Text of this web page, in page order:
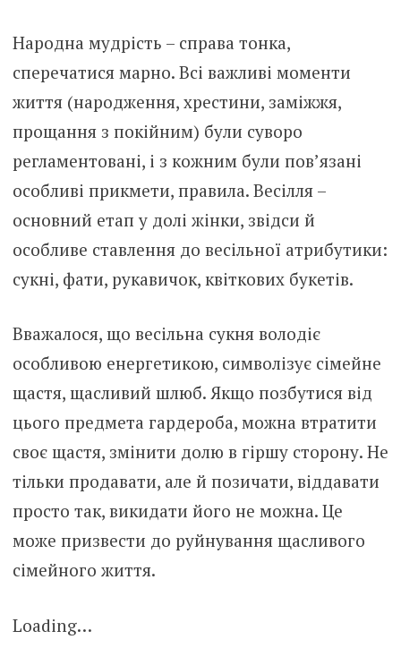
Народна мудрість – справа тонка,
сперечатися марно. Всі важливі моменти
життя (народження, хрестини, заміжжя,
прощання з покійним) були суворо
регламентовані, і з кожним були пов’язані
особливі прикмети, правила. Весілля –
основний етап у долі жінки, звідси й
особливе ставлення до весільної атрибутики:
сукні, фати, рукавичок, квіткових букетів.
Вважалося, що весільна сукня володіє
особливою енергетикою, символізує сімейне
щастя, щасливий шлюб. Якщо позбутися від
цього предмета гардероба, можна втратити
своє щастя, змінити долю в гіршу сторону. Не
тільки продавати, але й позичати, віддавати
просто так, викидати його не можна. Це
може призвести до руйнування щасливого
сімейного життя.
Loading…